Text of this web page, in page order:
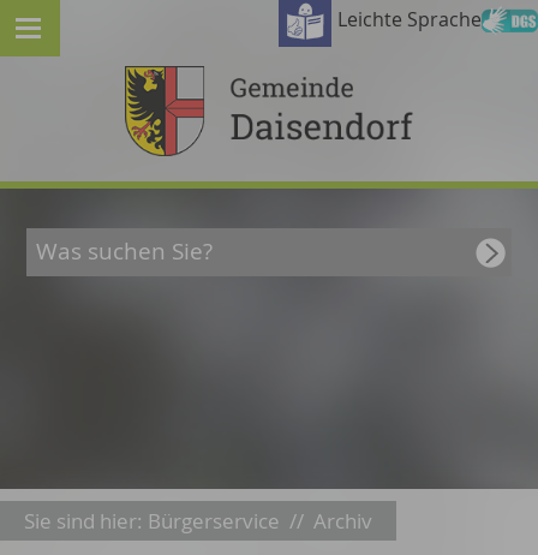
Leichte Sprache
Sie sind hier: Bürgerservice // Archiv